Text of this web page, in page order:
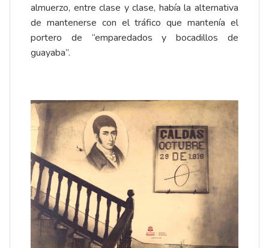
almuerzo, entre clase y clase, había la alternativa
de mantenerse con el tráfico que mantenía el
portero de “emparedados y bocadillos de
guayaba”.